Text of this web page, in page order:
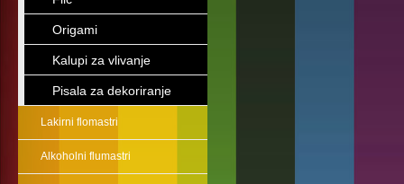
Origami
Kalupi za vlivanje
Pisala za dekoriranje
Lakirni flomastri
Alkoholni flumastri